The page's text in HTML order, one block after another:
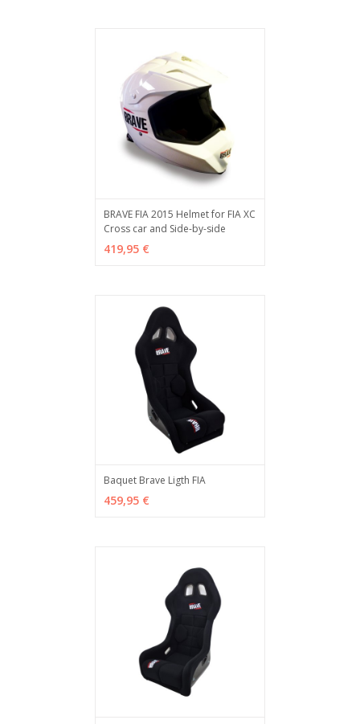
VER OPCIONES MÁS INFO
BRAVE FIA 2015 Helmet for FIA XC
Cross car and Side-by-side
419,95 €
ADD TO CART
Baquet Brave Ligth FIA
459,95 €